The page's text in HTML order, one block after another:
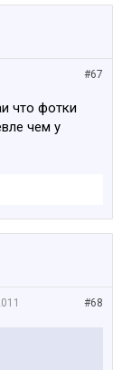
#67
что фотки
чем у
#68